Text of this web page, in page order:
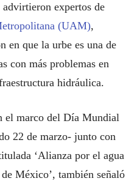
expertos de
(UAM),
en que la urbe es una de
con más problemas en
hidráulica.
el marco del Día Mundial
22 de marzo- junto con
‘Alianza por el agua
México’, también señaló